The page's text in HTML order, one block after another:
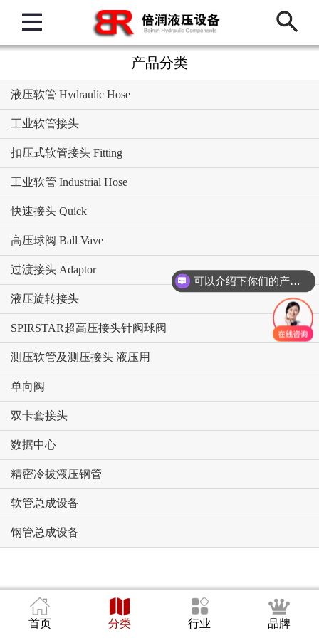
产品分类
液压软管 Hydraulic Hose
工业软管接头
扣压式软管接头 Fitting
工业软管 Industrial Hose
快速接头 Quick
高压球阀 Ball Vave
过渡接头 Adaptor
液压旋转接头
SPIRSTAR超高压接头针阀球阀
测压软管及测压接头 液压用
单向阀
双卡套接头
数据中心
精密冷拔液压钢管
软管总成设备
钢管总成设备
首页 分类 行业 品牌
可以介绍下你们的产品么？